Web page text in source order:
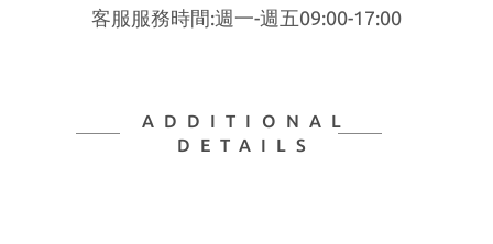
客服服務時間:週一-週五09:00-17:00
ADDITIONAL
DETAILS